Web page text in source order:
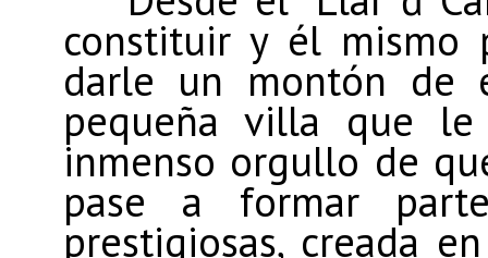
constituir y él mismo
darle un montón de
pequeña villa que
inmenso orgullo de
pase a formar
prestigiosas, creada